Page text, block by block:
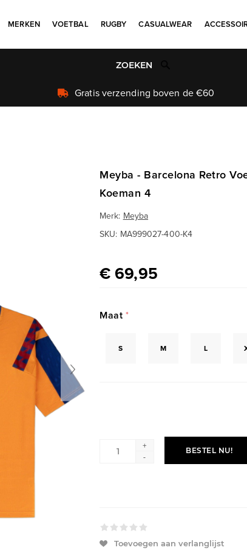
MERKEN VOETBAL RUGBY CASUALWEAR
Uniek aanbod
Meyba - Barcelona Retro
Koeman 4
Merk: Meyba
SKU: MA999027-400-K4
€ 69,95
Maat *
S M L
+
-
BESTEL NU!
Toevoegen aan verlanglijst